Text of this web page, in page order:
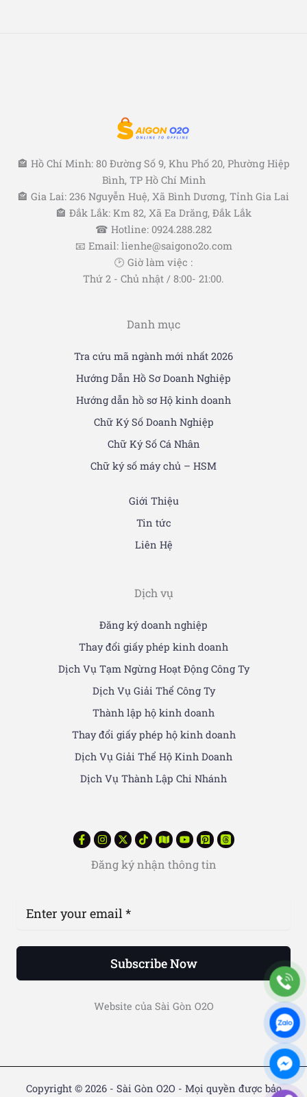
🏤 Hồ Chí Minh: 80 Đường Số 9, Khu Phố 20, Phường Hiệp
Bình, TP Hồ Chí Minh
🏤 Gia Lai: 236 Nguyễn Huệ, Xã Bình Dương, Tỉnh Gia Lai
🏤 Đắk Lắk: Km 82, Xã Ea Drăng, Đắk Lắk
☎ Hotline: 0924.288.282
📧 Email: lienhe@saigono2o.com
🕑 Giờ làm việc :
Thứ 2 - Chủ nhật / 8:00- 21:00.
Danh mục
Tra cứu mã ngành mới nhất 2026
Hướng Dẫn Hồ Sơ Doanh Nghiệp
Hướng dẫn hồ sơ Hộ kinh doanh
Chữ Ký Số Doanh Nghiệp
Chữ Ký Số Cá Nhân
Chữ ký số máy chủ – HSM
Giới Thiệu
Tin tức
Liên Hệ
Dịch vụ
Đăng ký doanh nghiệp
Thay đổi giấy phép kinh doanh
Dịch Vụ Tạm Ngừng Hoạt Động Công Ty
Dịch Vụ Giải Thể Công Ty
Thành lập hộ kinh doanh
Thay đổi giấy phép hộ kinh doanh
Dịch Vụ Giải Thể Hộ Kinh Doanh
Dịch Vụ Thành Lập Chi Nhánh
Đăng ký nhận thông tin
Subscribe Now
Website của Sài Gòn O2O
Copyright © 2026 - Sài Gòn O2O - Mọi quyền được bảo